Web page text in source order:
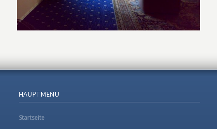
HAUPTMENU
Startseite